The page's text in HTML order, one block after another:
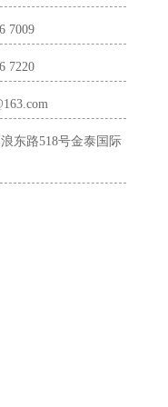
7009
7220
东路518号金泰国际